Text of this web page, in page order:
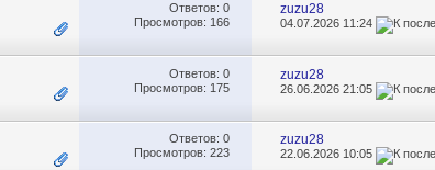
Ответов: 0
Просмотров: 166
zuzu28
04.07.2026 11:24
Ответов: 0
Просмотров: 175
zuzu28
26.06.202621:05
Ответов: 0
Просмотров: 223
zuzu28
22.06.2026 10:05